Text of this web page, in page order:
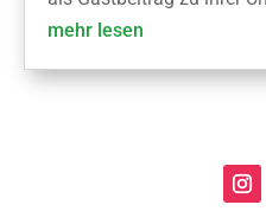
mehr lesen